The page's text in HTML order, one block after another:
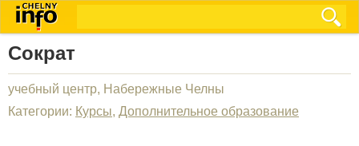
Сократ
учебный центр, Набережные Челны
Категории: Курсы, Дополнительное образование